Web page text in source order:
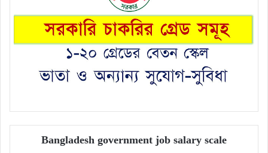
Bangladesh government job salary scale